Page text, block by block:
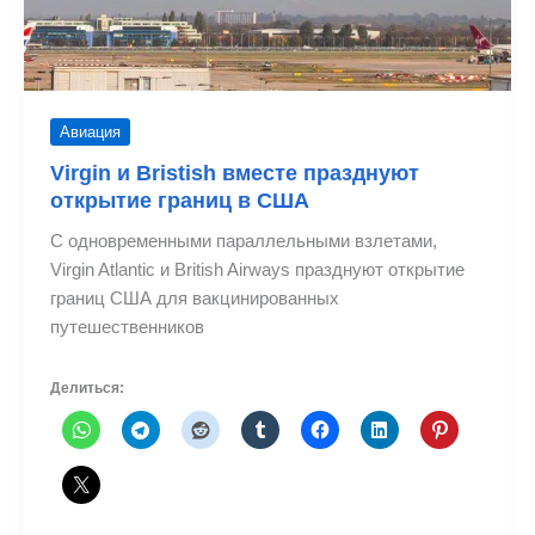
Авиация
Virgin и Bristish вместе празднуют
открытие границ в США
С одновременными параллельными взлетами,
Virgin Atlantic и British Airways празднуют открытие
границ США для вакцинированных
путешественников
Делиться: